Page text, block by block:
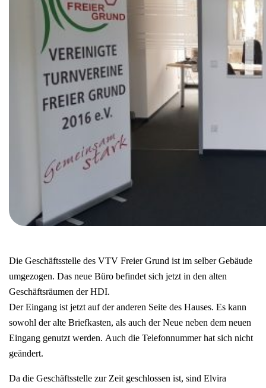
Die Geschäftsstelle des VTV Freier Grund ist im selber Gebäude
umgezogen. Das neue Büro befindet sich jetzt in den alten
Geschäftsräumen der HDI.
Der Eingang ist jetzt auf der anderen Seite des Hauses. Es kann
sowohl der alte Briefkasten, als auch der Neue neben dem neuen
Eingang genutzt werden. Auch die Telefonnummer hat sich nicht
geändert.
Da die Geschäftsstelle zur Zeit geschlossen ist, sind Elvira